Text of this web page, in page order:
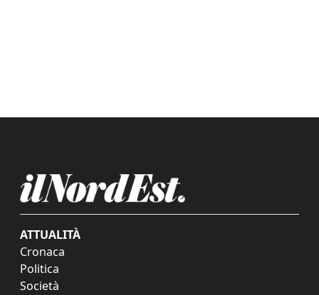
ATTUALITÀ
Cronaca
Politica
Società